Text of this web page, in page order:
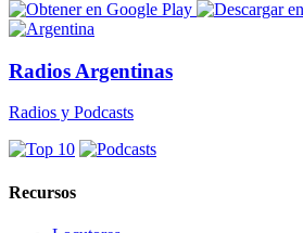
Radios Argentinas
Radios y Podcasts
Recursos